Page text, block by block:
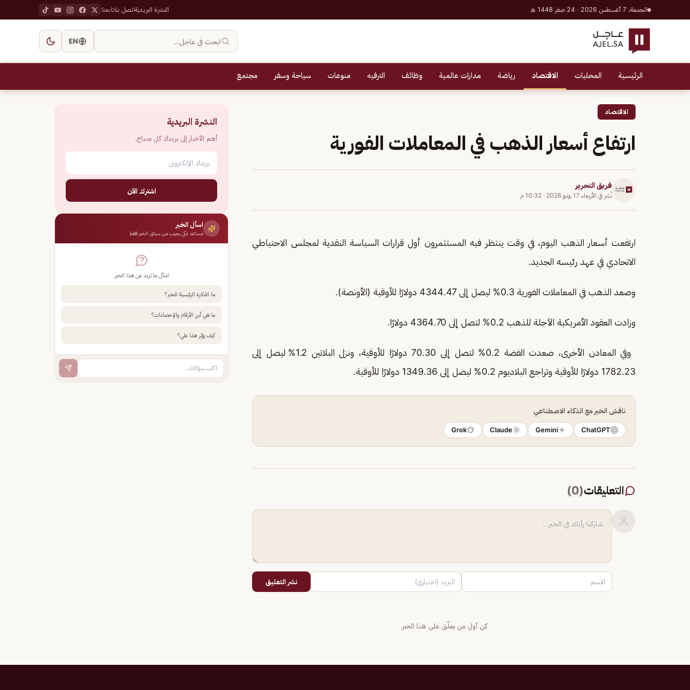
الجمعة، 7 أغسطس 2026 · 24 صفر 1448 هـ النشرة البريديةاتصل بناتابعنا:
ابحث في عاجل… EN
الرئيسية المحليات الاقتصاد رياضة مدارات عالمية وظائف الترفيه منوعات سياحة وسفر مجتمع
الاقتصاد
ارتفاع أسعار الذهب في المعاملات الفورية
فريق التحرير
نُشر في الأربعاء 17 يونيو 2026 · 10:32 م
ارتفعت أسعار الذهب اليوم، في وقت ينتظر فيه المستثمرون أول قرارات السياسة النقدية لمجلس الاحتياطي
الاتحادي في عهد رئيسه الجديد.
وصعد الذهب في المعاملات الفورية 0.3% ليصل إلى 4344.47 دولارًا للأوقية (الأونصة).
وزادت العقود الأمريكية الآجلة للذهب 0.2% لتصل إلى 4364.70 دولارًا.
وفي المعادن الأخرى، صعدت الفضة 0.2% لتصل إلى 70.30 دولارًا للأوقية، ونزل البلاتين 1.2% ليصل إلى
1782.23 دولارًا للأوقية وتراجع البلاديوم 0.2% ليصل إلى 1349.36 دولارًا للأوقية.
ناقش الخبر مع الذكاء الاصطناعي
ChatGPT
Gemini
Claude
Grok
التعليقات(
0
)
نشر التعليق
كن أول من يعلّق على هذا الخبر.
النشرة البريدية
أهم الأخبار إلى بريدك كل صباح.
اشترك الآن
اسأل الخبر
مساعد ذكي يجيب من سياق الخبر فقط
اسأل ما تريد عن هذا الخبر
ما الفكرة الرئيسية للخبر؟
ما هي أبرز الأرقام والإحصاءات؟
كيف يؤثر هذا علي؟